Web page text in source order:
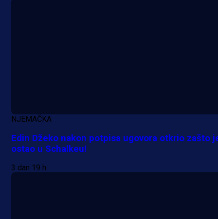
NJEMAČKA
Edin Džeko nakon potpisa ugovora otkrio zašto
ostao u Schalkeu!
3 dan 19 h